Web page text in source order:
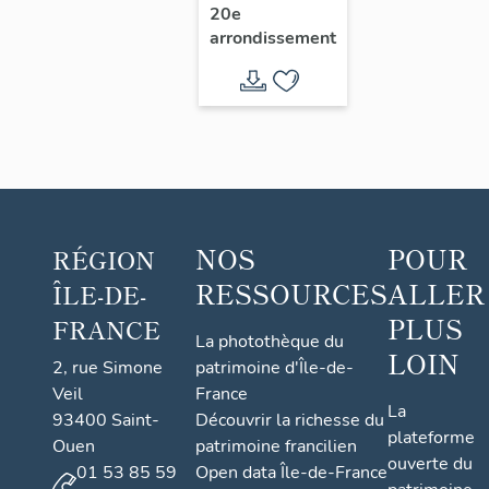
Paris 20e
20e
arrondissement
RÉGION
ÎLE-DE-
FRANCE
2, rue Simone
Veil
93400 Saint-
Ouen
01 53 85 59
NOS
RESSOURCES
La photothèque du
patrimoine d'Île-de-
France
Découvrir la richesse du
patrimoine francilien
Open data Île-de-France
POUR
ALLER
PLUS
LOIN
La
plateforme
ouverte du